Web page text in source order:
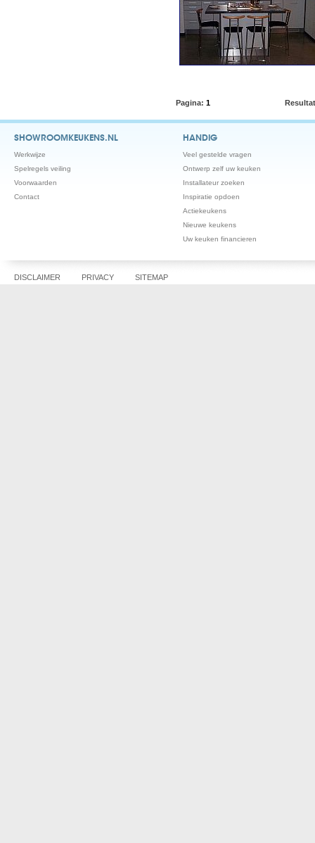
Pagina: 1
SHOWROOMKEUKENS.NL
Werkwijze
Spelregels veiling
Voorwaarden
Contact
HANDIG
Veel gestelde vragen
Ontwerp zelf uw keuken
Installateur zoeken
Inspiratie opdoen
Actiekeukens
Nieuwe keukens
Uw keuken financieren
DISCLAIMER PRIVACY SITEMAP